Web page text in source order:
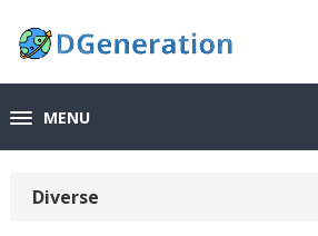
MENU
Diverse